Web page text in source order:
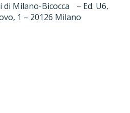
Milano-Bicocca – Ed. U6,
1 – 20126 Milano